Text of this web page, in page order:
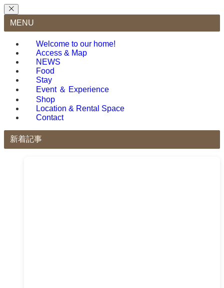
MENU
Welcome to our home!
Access & Map
NEWS
Food
Stay
Event ＆ Experience
Shop
Location & Rental Space
Contact
新着記事